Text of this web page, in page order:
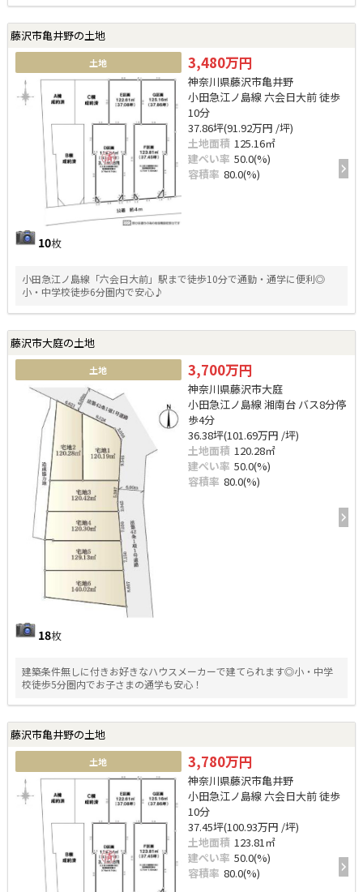
藤沢市亀井野の土地
土地
10枚
3,480万円
神奈川県藤沢市亀井野
小田急江ノ島線 六会日大前 徒歩
10分
37.86坪(91.92万円 /坪)
土地面積 125.16㎡
建ぺい率 50.0(%)
容積率 80.0(%)
小田急江ノ島線「六会日大前」駅まで徒歩10分で通勤・通学に便利◎
小・中学校徒歩6分圏内で安心♪
藤沢市大庭の土地
土地
18枚
3,700万円
神奈川県藤沢市大庭
小田急江ノ島線 湘南台 バス8分停
歩4分
36.38坪(101.69万円 /坪)
土地面積 120.28㎡
建ぺい率 50.0(%)
容積率 80.0(%)
建築条件無しに付きお好きなハウスメーカーで建てられます◎小・中学
校徒歩5分圏内でお子さまの通学も安心！
藤沢市亀井野の土地
土地 3,780万円
神奈川県藤沢市亀井野
小田急江ノ島線 六会日大前 徒歩
10分
37.45坪(100.93万円 /坪)
土地面積 123.81㎡
建ぺい率 50.0(%)
容積率 80.0(%)